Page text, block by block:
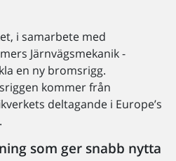
i samarbete med
Järnvägsmekanik -
en ny bromsrigg.
kommer från
deltagande i Europe’s
som ger snabb nytta